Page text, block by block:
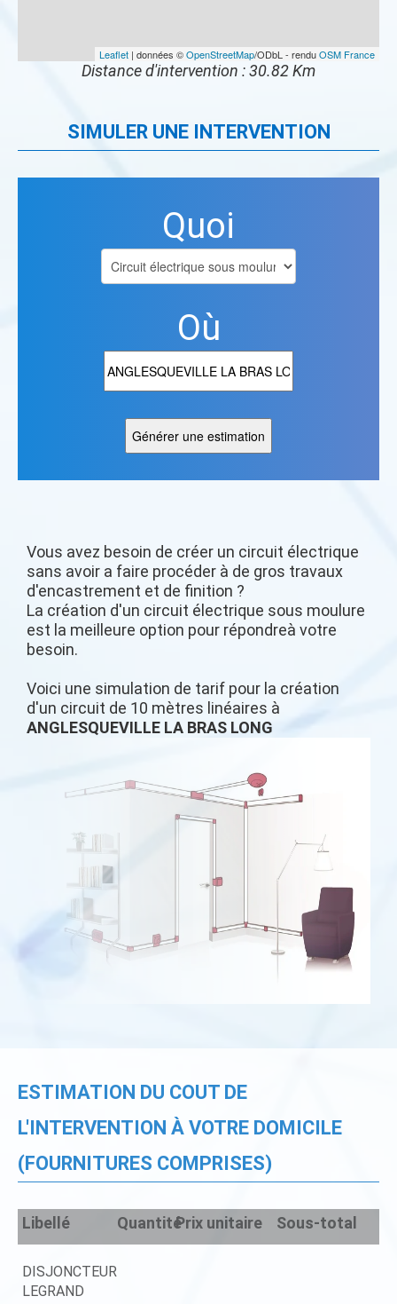
Leaflet | données ©OpenStreetMap/ODbL - renduOSM France
Distance d'intervention : 30.82 Km
SIMULER UNE INTERVENTION
Quoi
Où
Vous avez besoin de créer un circuit électrique
sans avoir a faire procéder à de gros travaux
d'encastrement et de finition ?
La création d'un circuit électrique sous moulure
est la meilleure option pour répondreà votre
besoin.
Voici une simulation de tarif pour la création
d'un circuit de 10 mètres linéaires à
ANGLESQUEVILLE LA BRAS LONG
ESTIMATION DU COUT DE
L'INTERVENTION À VOTRE DOMICILE
(FOURNITURES COMPRISES)
Libellé QuantitéPrix unitaire Sous-total
DISJONCTEUR
LEGRAND